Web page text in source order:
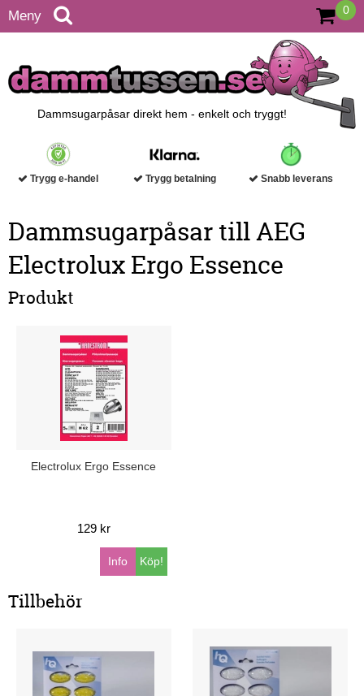
Meny 0
Dammsugarpåsar direkt hem - enkelt och tryggt!
Trygg e-handel Trygg betalning Snabb leverans
Dammsugarpåsar till AEG
Electrolux Ergo Essence
Produkt
Electrolux Ergo Essence
129 kr
Köp!
Info
Tillbehör